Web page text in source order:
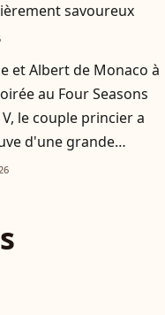
savoureux
et Albert de Monaco à
au Four Seasons
le couple princier a
d'une grande